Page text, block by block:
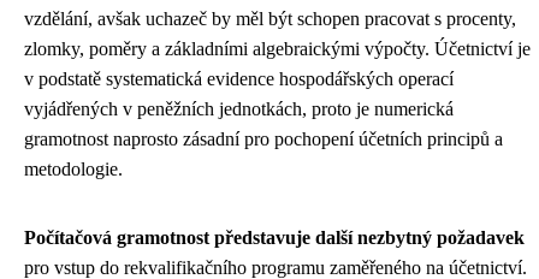
vzdělání, avšak uchazeč by měl být schopen pracovat s procenty,
zlomky, poměry a základními algebraickými výpočty. Účetnictví je
v podstatě systematická evidence hospodářských operací
vyjádřených v peněžních jednotkách, proto je numerická
gramotnost naprosto zásadní pro pochopení účetních principů a
metodologie.
Počítačová gramotnost představuje další nezbytný požadavek
pro vstup do rekvalifikačního programu zaměřeného na účetnictví.